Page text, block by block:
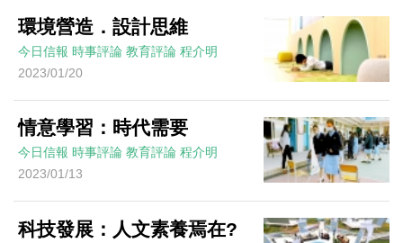
環境營造．設計思維
今日信報 時事評論 教育評論 程介明
2023/01/20
情意學習：時代需要
今日信報 時事評論 教育評論 程介明
2023/01/13
科技發展：人文素養焉在?